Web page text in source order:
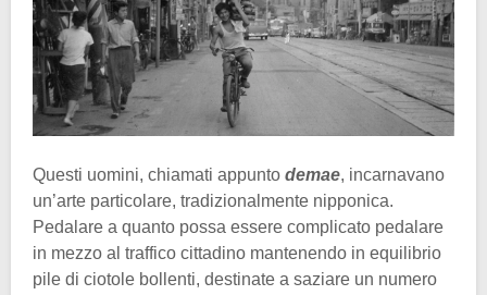
Questi uomini, chiamati appunto demae, incarnavano
un’arte particolare, tradizionalmente nipponica.
Pedalare a quanto possa essere complicato pedalare
in mezzo al traffico cittadino mantenendo in equilibrio
pile di ciotole bollenti, destinate a saziare un numero